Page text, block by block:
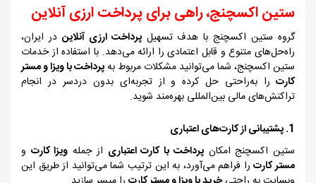
ستین اکسچنج، راهی برای پرداخت ارزی آنلاین
گروه ستین اکسچنج با هدف تسهیلپرداخت ارزی آنلاین در ایران،
راه‌حل‌های متنوع و قابل اعتمادی را ارائه می‌دهد. با استفاده از خدمات
ستین اکسچنج، شما می‌توانید مشکلات مربوط بهپرداخت با ویزا و مستر
کارت را به‌راحتی حل کرده و از تجربه‌ای بدون دردسر در انجام
تراکنش‌های مالی بین‌المللی بهره‌مند شوید.
1. پشتیبانی از کارت‌های اعتباری
ستین اکسچنج امکانپرداخت با کارت اعتباری از جمله ویزا کارت و
مستر کارترا فراهم می‌آورد، به این ترتیب شما می‌توانید از طریق این